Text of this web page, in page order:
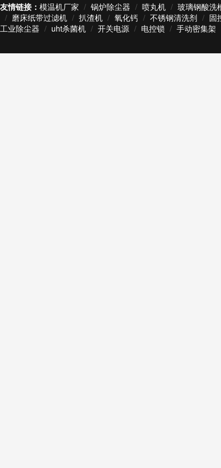
友情链接： 模温机厂家 / 锅炉除尘器 / 喷丸机 / 玻璃钢酸洗
/ 磨床纸带过滤机 / 扒渣机 / 氧化钙 / 不锈钢清洗剂 / 固
工业除尘器 / uht杀菌机 / 开关电源 / 电控锁 / 手动密集架